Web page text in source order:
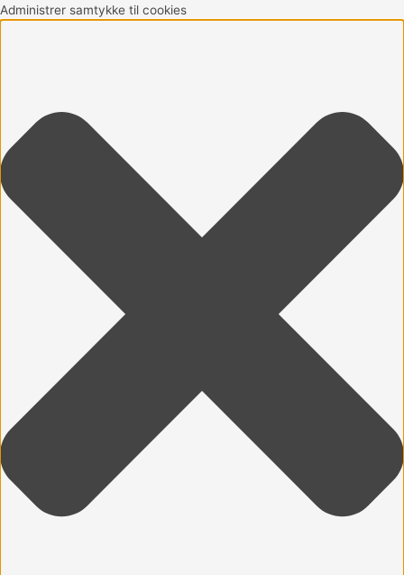
Administrer samtykke til cookies
Funktionsdygtig
Præferencer
Statistikker
Marketing
Gå